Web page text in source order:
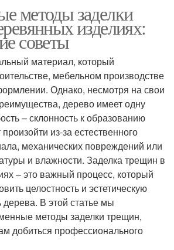
методы заделки
изделиях:
советы
материал, который
мебельном производстве
Однако, несмотря на свои
дерево имеет одну
– склонность к образованию
из-за естественного
механических повреждений или
и влажности. Заделка трещин в
– это важный процесс, который
целостность и эстетическую
дерева. В этой статье мы
методы заделки трещин,
добиться профессионального